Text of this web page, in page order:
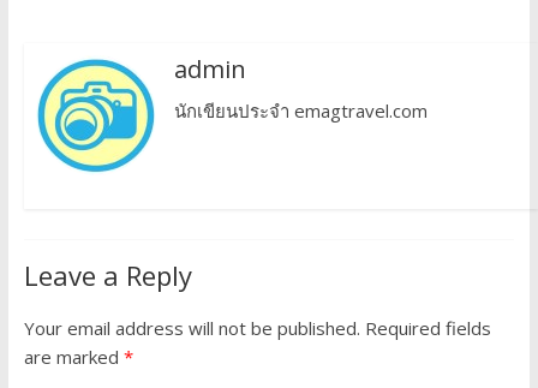
admin
นักเขียนประจำ emagtravel.com
Leave a Reply
Your email address will not be published. Required fields
are marked *